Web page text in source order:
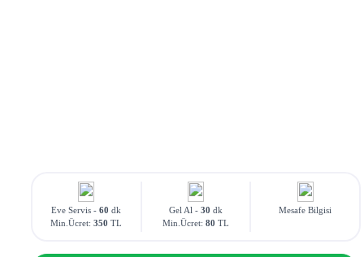
Eve Servis -60 dk
Min.Ücret:350 TL
Gel Al - 30 dk
Min.Ücret: 80 TL
Mesafe Bilgisi